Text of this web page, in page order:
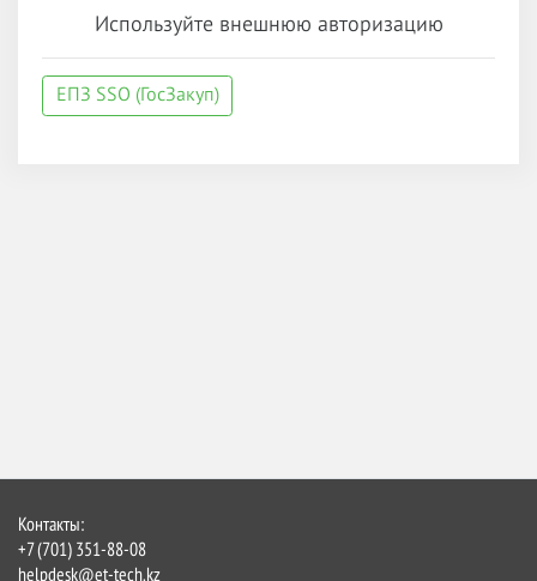
Используйте внешнюю авторизацию
ЕПЗ SSO (ГосЗакуп)
Контакты:
+7 (701) 351-88-08
helpdesk@et-tech.kz